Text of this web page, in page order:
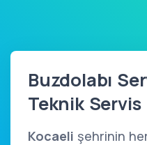
Buzdolabı
Teknik Servis
Kocaeli şehrinin